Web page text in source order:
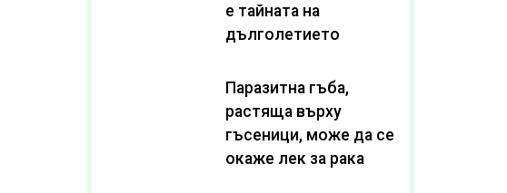
е тайната на
дълголетието
Паразитна гъба,
растяща върху
гъсеници, може да се
окаже лек за рака